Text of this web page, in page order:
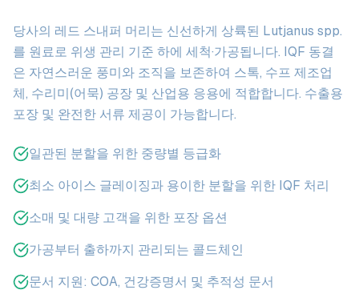
당사의 레드 스내퍼 머리는 신선하게 상륙된 Lutjanus spp.
를 원료로 위생 관리 기준 하에 세척·가공됩니다. IQF 동결
은 자연스러운 풍미와 조직을 보존하여 스톡, 수프 제조업
체, 수리미(어묵) 공장 및 산업용 응용에 적합합니다. 수출용
포장 및 완전한 서류 제공이 가능합니다.
일관된 분할을 위한 중량별 등급화
최소 아이스 글레이징과 용이한 분할을 위한 IQF 처리
소매 및 대량 고객을 위한 포장 옵션
가공부터 출하까지 관리되는 콜드체인
문서 지원: COA, 건강증명서 및 추적성 문서